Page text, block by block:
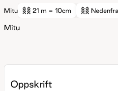
Mitu 21 m = 10cm
Mitu
Oppskrift